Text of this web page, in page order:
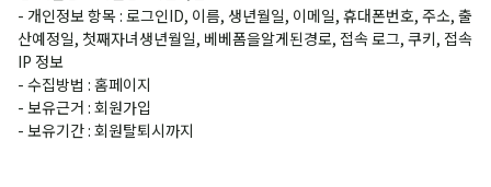
- 개인정보 항목 : 로그인ID, 이름, 생년월일, 이메일, 휴대폰번호, 주소, 출
산예정일, 첫째자녀생년월일, 베베폼을알게된경로, 접속 로그, 쿠키, 접속
IP 정보
- 수집방법 : 홈페이지
- 보유근거 : 회원가입
- 보유기간 : 회원탈퇴시까지